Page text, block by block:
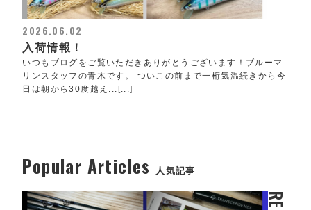
2026.06.02
入荷情報！
いつもブログをご覧いただきありがとうございます！ブルーマ
リンスタッフの青木です。 ついこの前まで一桁気温続きから今
日は朝から30度越え...[...]
Popular Articles 人気記事